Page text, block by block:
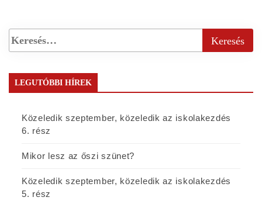
LEGUTÓBBI HÍREK
Közeledik szeptember, közeledik az iskolakezdés
6. rész
Mikor lesz az őszi szünet?
Közeledik szeptember, közeledik az iskolakezdés
5. rész